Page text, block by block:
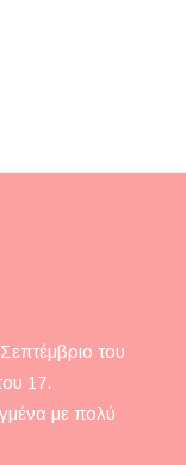
του
17.
με πολύ